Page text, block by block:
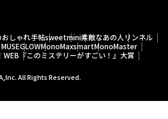
しゃれ手帖sweetmini素敵なあの人 リンネル
GLOWMonoMaxsmartMonoMaster
WEB 『このミステリーがすごい！』大賞
All Rights Reserved.